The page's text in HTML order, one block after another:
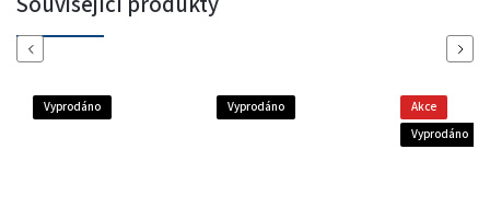
Previous
Vyprodáno Vyprodáno
Akce
Vyprodáno
Next